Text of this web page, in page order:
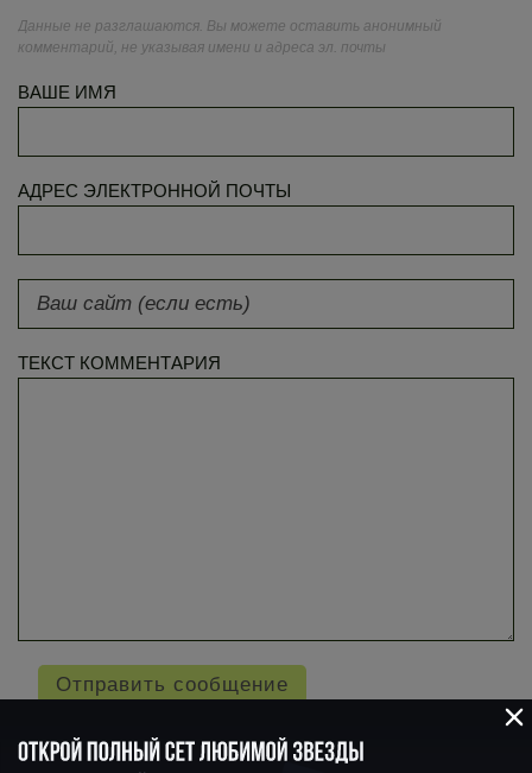
Данные не разглашаются. Вы можете оставить анонимный
комментарий, не указывая имени и адреса эл. почты
ВАШЕ ИМЯ
АДРЕС ЭЛЕКТРОННОЙ ПОЧТЫ
ТЕКСТ КОММЕНТАРИЯ